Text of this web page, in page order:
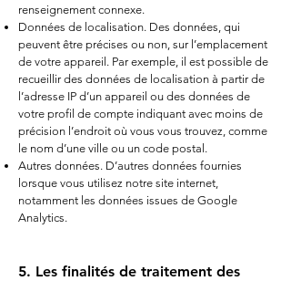
renseignement connexe.
Données de localisation. Des données, qui
peuvent être précises ou non, sur l’emplacement
de votre appareil. Par exemple, il est possible de
recueillir des données de localisation à partir de
l’adresse IP d’un appareil ou des données de
votre profil de compte indiquant avec moins de
précision l’endroit où vous vous trouvez, comme
le nom d’une ville ou un code postal.
Autres données. D’autres données fournies
lorsque vous utilisez notre site internet,
notamment les données issues de Google
Analytics.
5. Les finalités de traitement des